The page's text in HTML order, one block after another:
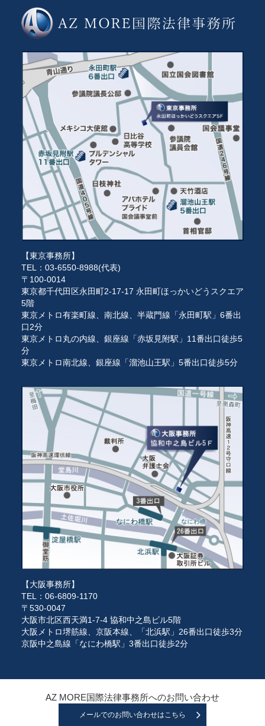
【東京事務所】
TEL：03-6550-8988(代表)
〒100-0014
東京都千代田区永田町2-17-17 永田町ほっかいどうスクエア
5階
東京メトロ有楽町線、南北線、半蔵門線「永田町駅」6番出
口2分
東京メトロ丸の内線、銀座線「赤坂見附駅」11番出口徒歩5
分
東京メトロ南北線、銀座線「溜池山王駅」5番出口徒歩5分
【大阪事務所】
TEL：06-6809-1170
〒530-0047
大阪市北区西天満1-7-4 協和中之島ビル5階
大阪メトロ堺筋線、京阪本線、「北浜駅」26番出口徒歩3分
京阪中之島線「なにわ橋駅」3番出口徒歩2分
AZ MORE国際法律事務所へのお問い合わせ
メールでのお問い合わせはこちら